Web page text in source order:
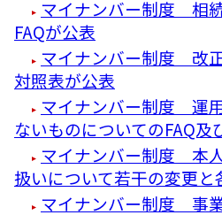
マイナンバー制度 相
FAQが公表
マイナンバー制度 改
対照表が公表
マイナンバー制度 運
ないものについてのFAQ及
マイナンバー制度 本
扱いについて若干の変更と
マイナンバー制度 事